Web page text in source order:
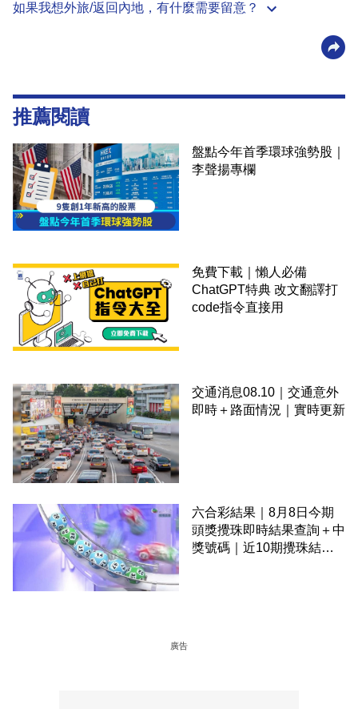
如果我想外旅/返回內地，有什麼需要留意？
推薦閱讀
盤點今年首季環球強勢股｜
李聲揚專欄
免費下載｜懶人必備
ChatGPT特典 改文翻譯打
code指令直接用
交通消息08.10｜交通意外
即時＋路面情況｜實時更新
六合彩結果｜8月8日今期
頭獎攪珠即時結果查詢＋中
獎號碼｜近10期攪珠結果
廣告